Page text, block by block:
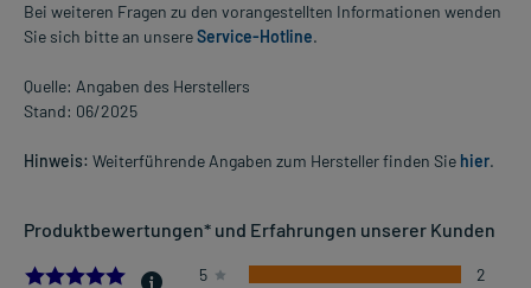
Bei weiteren Fragen zu den vorangestellten Informationen wenden
Sie sich bitte an unsereService-Hotline.
Quelle: Angaben des Herstellers
Stand: 06/2025
Hinweis: Weiterführende Angaben zum Hersteller finden Sie hier.
Produktbewertungen* und Erfahrungen unserer Kunden
5.0 5
2